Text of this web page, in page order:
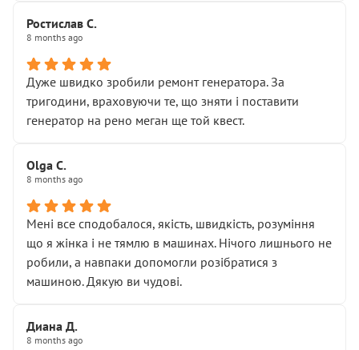
Хотілося б більше:
• належної уваги до авто
• прозорості в роботах і рахунках
• реальної діагностики, а не формального
“подивились і поїхав”
На жаль, складається враження, що сервіс працює не
Стосовно комунікації - все добре
звертатися до цього автосервісу.
Ростислав С.
8 months ago
Дуже швидко зробили ремонт генератора. За
тригодини, враховуючи те, що зняти і поставити
генератор на рено меган ще той квест.
Olga С.
8 months ago
Мені все сподобалося, якість, швидкість, розуміння
що я жінка і не тямлю в машинах. Нічого лишнього не
робили, а навпаки допомогли розібратися з
машиною. Дякую ви чудові.
Диана Д.
8 months ago